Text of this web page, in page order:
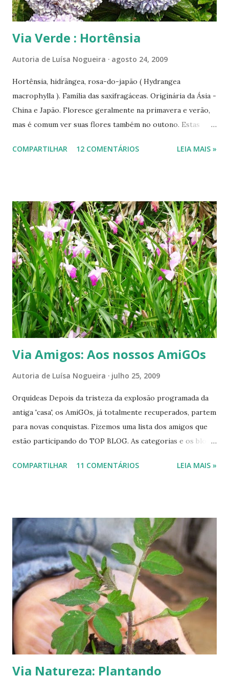
conceitos errôneos, fazendo nosso povo menos vulneráve...
Via Verde : Hortênsia
Autoria de Luísa Nogueira agosto 24, 2009
Hortênsia, hidrângea, rosa-do-japão ( Hydrangea
macrophylla ). Família das saxifragáceas. Originária da Ásia -
China e Japão. Floresce geralmente na primavera e verão,
mas é comum ver suas flores também no outono. Estas
vistosas flores, a hortênsia pode ser vista em tons de azul,
respondam rápido: Podemos dizer que a Hortência mulher
é xará da hortênsia flor? Do ponto de vista fonético, ou
seja, do som, é tudo igual? E a diferença de uma letra em
seus nomes? Passo a palavra aos nossos mestres amigos. ...
------------- Top Blog - Estamos felizes, nosso blog foi
classificado. Ficamos entre os 100. Esta vitória não é minha,
é nossa, é sua, é de nosso meio ambiente, é da natureza.
Obrigada por caminharem conosco, ami...
COMPARTILHAR 12 COMENTÁRIOS LEIA MAIS »
Via Amigos: Aos nossos AmiGOs
Autoria de Luísa Nogueira julho 25, 2009
Orquídeas Depois da tristeza da explosão programada da
antiga 'casa', os AmiGOs, já totalmente recuperados, partem
para novas conquistas. Fizemos uma lista dos amigos que
estão participando do TOP BLOG. As categorias e os blogs
http://jorgefirmino12.blogspot.com/ .... . ... Cultura .... ... 1-
http://rosasasclaras.blogspot.com/ ..... .... Sustentabilidade
..... 1- http://multivias.blogspot.com/ .... Observação: Não
sabemos de nenhum outro blog, dos amiGOs, nesta
categoria, no TOP BLOG. Caso exista, por favor, envie-nos
o nome do blog para que possamos acrescentá-lo aqui. ....
Variedades .... 1- . http://amigadamoda.blogspot.com/ ..... 2-
http://angelaguedes.blogspot.com/ .... 3- http://neo-
orkuteiro-bondeandando.blogspot.com/ ........ 4-
http://oliveira...
COMPARTILHAR 11 COMENTÁRIOS LEIA MAIS »
Via Natureza: Plantando